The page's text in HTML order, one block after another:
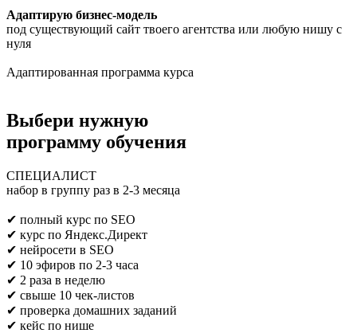
Адаптирую бизнес-модель
под существующий сайт твоего агентства или любую нишу с
нуля
Адаптированная программа курса
Выбери нужную
программу обучения
СПЕЦИАЛИСТ
набор в группу раз в 2-3 месяца
✔ полный курс по SEO
✔ курс по Яндекс.Директ
✔ нейросети в SEO
✔ 10 эфиров по 2-3 часа
✔ 2 раза в неделю
✔ свыше 10 чек-листов
✔ проверка домашних заданий
✔ кейс по нише